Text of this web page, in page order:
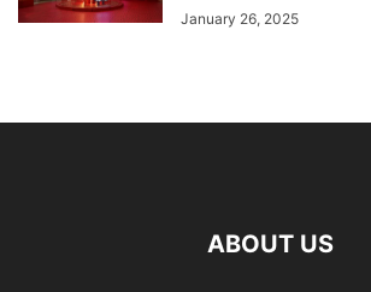
January 26, 2025
ABOUT US